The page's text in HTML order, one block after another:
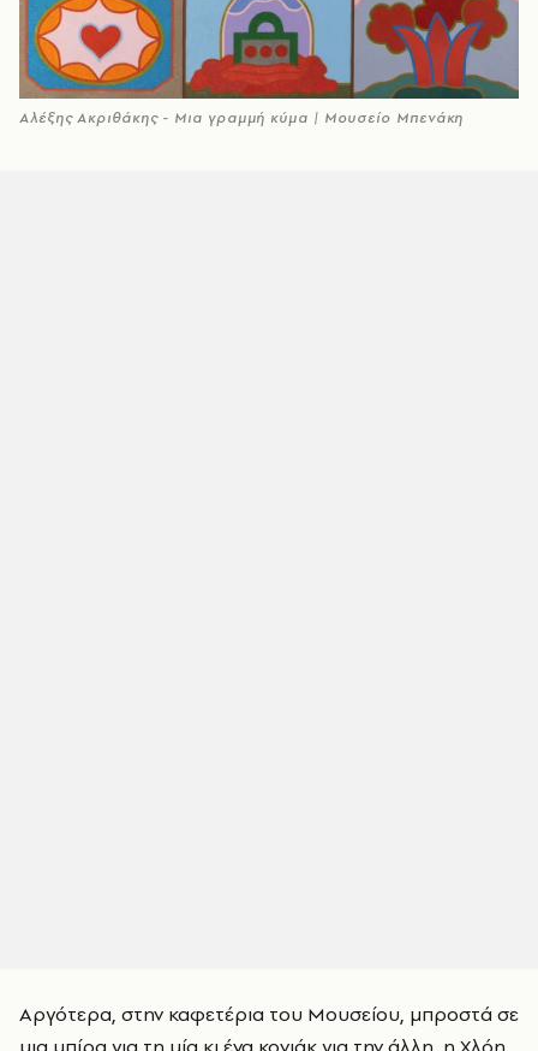
Αλέξης Ακριθάκης - Μια γραμμή κύμα | Μουσείο Μπενάκη
Αργότερα, στην καφετέρια του Μουσείου, μπροστά σε